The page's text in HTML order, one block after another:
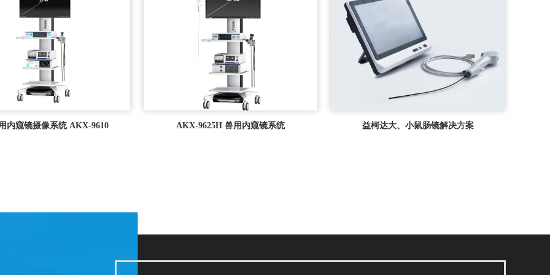
内窥镜摄像系统 AKX-9610 AKX-9625H 兽用内窥镜系统 益柯达大、小鼠肠镜解决方案